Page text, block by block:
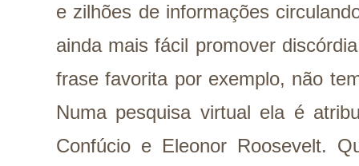
e zilhões de informações
ainda mais fácil promover
frase favorita por exemplo, não
Numa pesquisa virtual ela é
Confúcio e Eleonor Roosevelt.